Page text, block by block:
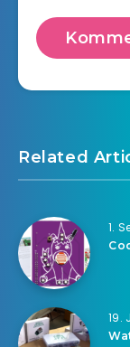
Related
1.
19.